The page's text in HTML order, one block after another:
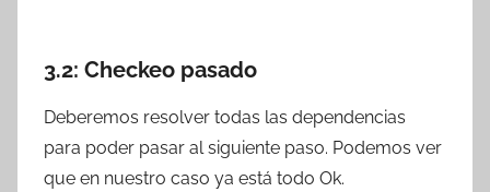
3.2: Checkeo pasado
Deberemos resolver todas las dependencias
para poder pasar al siguiente paso. Podemos ver
que en nuestro caso ya está todo Ok.